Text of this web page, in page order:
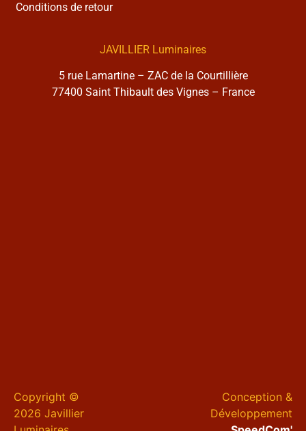
Conditions de retour
JAVILLIER Luminaires
5 rue Lamartine – ZAC de la Courtillière
77400 Saint Thibault des Vignes – France
Copyright ©
2026 Javillier
Conception &
Développement